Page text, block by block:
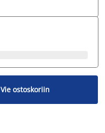
Vie ostoskoriin